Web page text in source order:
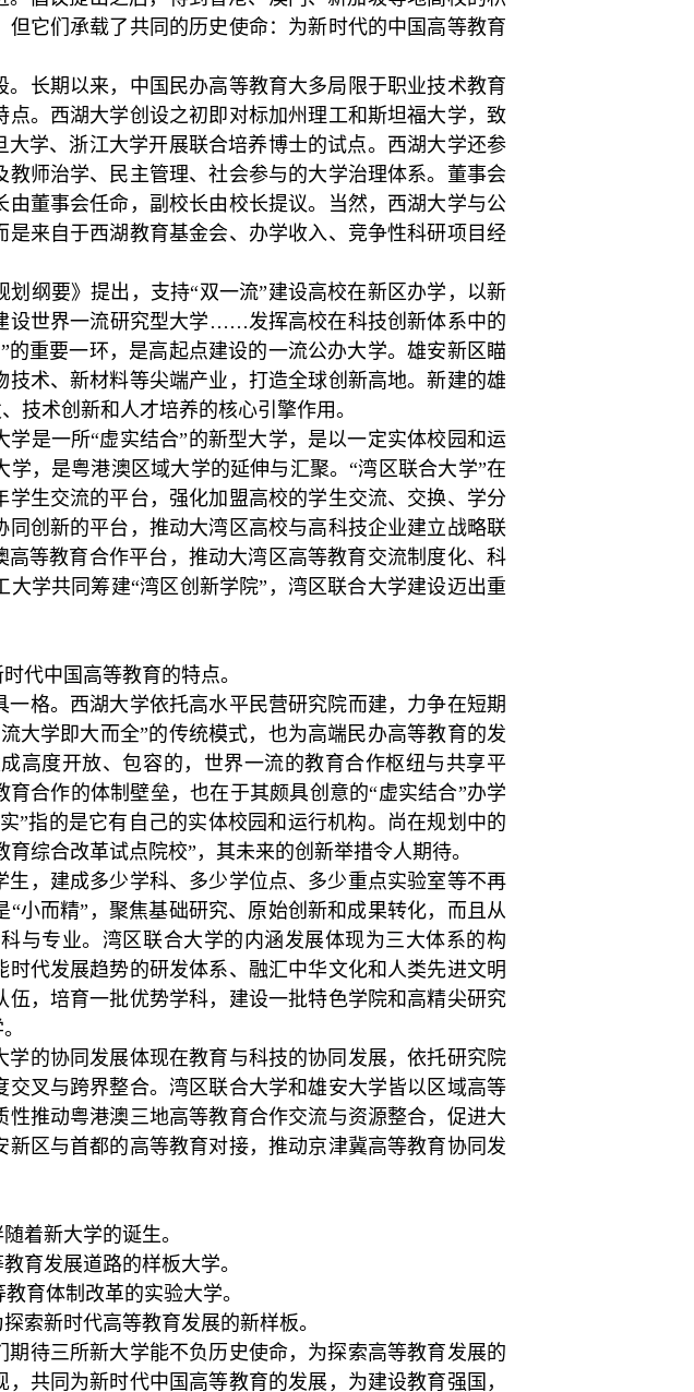
它们承载了共同的历史使命：为新时代的中国高等教育
长期以来，中国民办高等教育大多局限于职业技术教育
。西湖大学创设之初即对标加州理工和斯坦福大学，致
学、浙江大学开展联合培养博士的试点。西湖大学还参
师治学、民主管理、社会参与的大学治理体系。董事会
董事会任命，副校长由校长提议。当然，西湖大学与公
来自于西湖教育基金会、办学收入、竞争性科研项目经
纲要》提出，支持“双一流”建设高校在新区办学，以新
设世界一流研究型大学……发挥高校在科技创新体系中的
重要一环，是高起点建设的一流公办大学。雄安新区瞄
术、新材料等尖端产业，打造全球创新高地。新建的雄
技术创新和人才培养的核心引擎作用。
是一所“虚实结合”的新型大学，是以一定实体校园和运
，是粤港澳区域大学的延伸与汇聚。“湾区联合大学”在
生交流的平台，强化加盟高校的学生交流、交换、学分
创新的平台，推动大湾区高校与高科技企业建立战略联
等教育合作平台，推动大湾区高等教育交流制度化、科
学共同筹建“湾区创新学院”，湾区联合大学建设迈出重
代中国高等教育的特点。
格。西湖大学依托高水平民营研究院而建，力争在短期
大学即大而全”的传统模式，也为高端民办高等教育的发
高度开放、包容的，世界一流的教育合作枢纽与共享平
育合作的体制壁垒，也在于其颇具创意的“虚实结合”办学
”指的是它有自己的实体校园和运行机构。尚在规划中的
综合改革试点院校”，其未来的创新举措令人期待。
，建成多少学科、多少学位点、多少重点实验室等不再
小而精”，聚焦基础研究、原始创新和成果转化，而且从
与专业。湾区联合大学的内涵发展体现为三大体系的构
代发展趋势的研发体系、融汇中华文化和人类先进文明
，培育一批优势学科，建设一批特色学院和高精尖研究
的协同发展体现在教育与科技的协同发展，依托研究院
叉与跨界整合。湾区联合大学和雄安大学皆以区域高等
推动粤港澳三地高等教育合作交流与资源整合，促进大
区与首都的高等教育对接，推动京津冀高等教育协同发
着新大学的诞生。
育发展道路的样板大学。
育体制改革的实验大学。
索新时代高等教育发展的新样板。
待三所新大学能不负历史使命，为探索高等教育发展的
共同为新时代中国高等教育的发展，为建设教育强国，